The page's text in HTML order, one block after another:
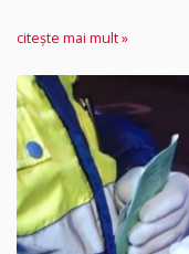
citește mai mult »